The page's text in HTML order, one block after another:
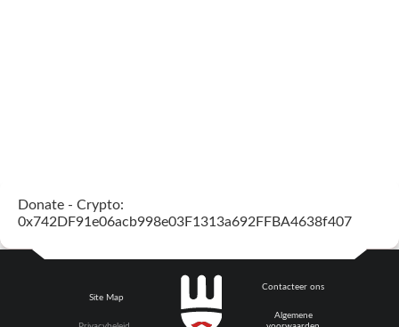
Donate - Crypto:
0x742DF91e06acb998e03F1313a692FFBA4638f407
Site Map
Contacteer ons
Algemene